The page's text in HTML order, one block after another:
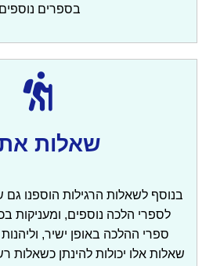
בספרים
שאלות
בנוסף לשאלות הרגילות הוספנו
לספרי הלכה נוספים, ומעניקות
ספרי ההלכה באופן ישיר, וליהנות
שאלות אלו יכולות להינתן כשאלות